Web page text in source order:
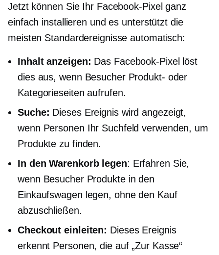
Jetzt können Sie Ihr Facebook-Pixel ganz
einfach installieren und es unterstützt die
meisten Standardereignisse automatisch:
Inhalt anzeigen: Das Facebook-Pixel löst
dies aus, wenn Besucher Produkt- oder
Kategorieseiten aufrufen.
Suche: Dieses Ereignis wird angezeigt,
wenn Personen Ihr Suchfeld verwenden, um
Produkte zu finden.
In den Warenkorb legen: Erfahren Sie,
wenn Besucher Produkte in den
Einkaufswagen legen, ohne den Kauf
abzuschließen.
Checkout einleiten: Dieses Ereignis
erkennt Personen, die auf „Zur Kasse“